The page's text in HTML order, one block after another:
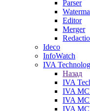
Parser
Editor
Merger
Ideco
InfoWatch
IVA
Назад
IVA
IVA
IVA
IVA